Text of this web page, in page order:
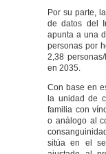
CUARTA.
vigor.
Por su parte,
de datos del
apunta a una
personas por
2,38
en 2035.
Con base en
la unidad de
familia con
o análogo al
sitúa en el